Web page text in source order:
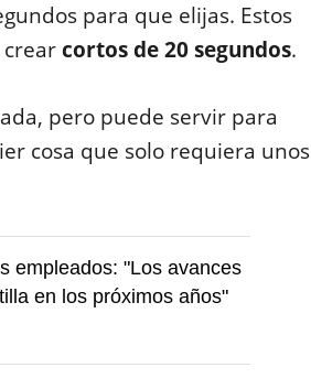
para que elijas. Estos
crearcortos de 20 segundos.
pero puede servir para
cosa que solo requiera unos
empleados: "Los avances
en los próximos años"